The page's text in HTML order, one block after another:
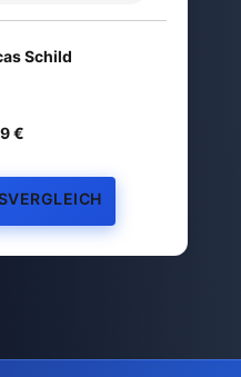
Schild
€